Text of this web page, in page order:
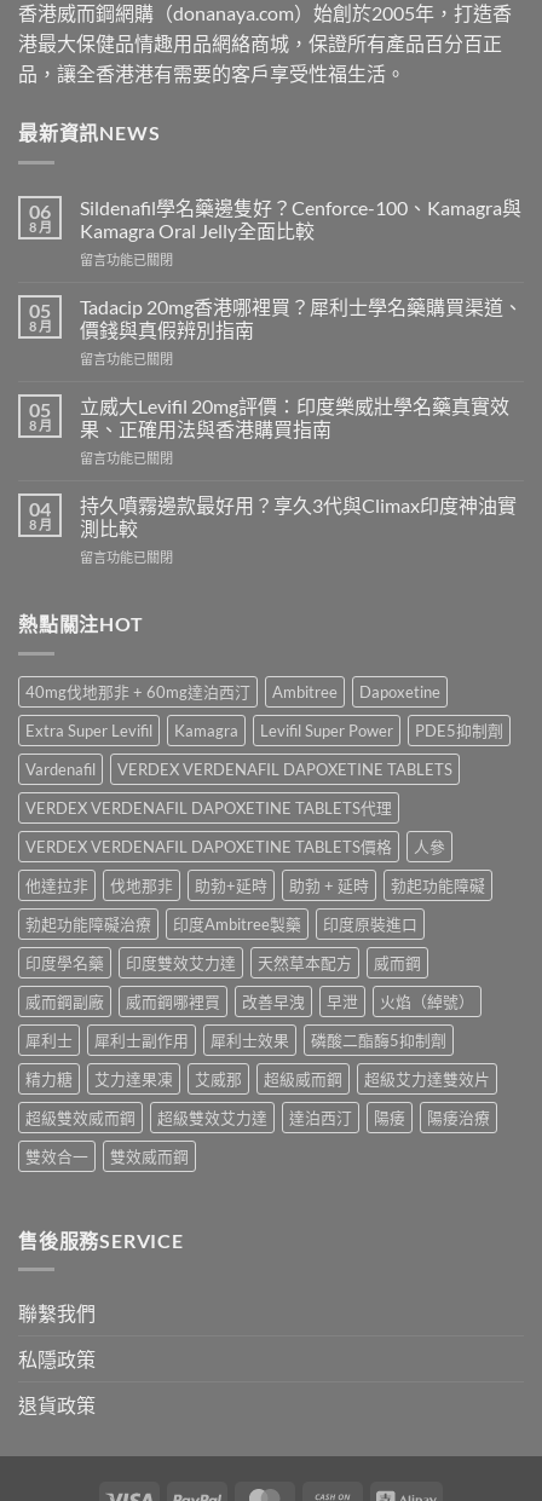
香港威而鋼網購（donanaya.com）始創於2005年，打造香
港最大保健品情趣用品網絡商城，保證所有產品百分百正
品，讓全香港港有需要的客戶享受性福生活。
最新資訊NEWS
06
8 月
Sildenafil學名藥邊隻好？Cenforce-100、Kamagra與
Kamagra Oral Jelly全面比較
在
學
名
藥
邊
好？
Cenforce-
100、
Kamagra
Kamagra
Oral
全
較〉
留言功能已關閉
05
8 月
Tadacip 20mg香港哪裡買？犀利士學名藥購買渠道、
價錢與真假辨別指南
在
20mg
香
港
哪
買？
犀
利
士
藥
渠
道、
價
錢
與
真
假
辨
別
指
南〉
中
留言功能已關閉
05
8 月
立威大Levifil 20mg評價：印度樂威壯學名藥真實效
果、正確用法與香港購買指南
在
威
大
Levifil
20mg
印
威
壯
名
藥
真
實
效
果、
正
確
用
法
與
香
港
購
買
指
南〉
中
留言功能已關閉
04
8 月
持久噴霧邊款最好用？享久3代與Climax印度神油實
測比較
在
噴
霧
款
最
好
用？
享
久
3
代
與
Climax
印
度
神
油
實
測
比
較〉
留言功能已關閉
熱點關注HOT
40mg伐地那非 + 60mg達泊西汀 Ambitree
Dapoxetine
Extra Super Levifil
Kamagra Levifil Super Power
PDE5抑制劑
Vardenafil
VERDEX VERDENAFIL DAPOXETINE TABLETS
VERDEX VERDENAFIL DAPOXETINE TABLETS代理
VERDEX VERDENAFIL DAPOXETINE TABLETS價格
人參
他達拉非
伐地那非 助勃+延時 助勃 + 延時
勃起功能障礙
勃起功能障礙治療
印度Ambitree製藥
印度原裝進口
印度學名藥
印度雙效艾力達 天然草本配方
威而鋼
威而鋼副廠
威而鋼哪裡買 改善早洩 早泄
火焰（綽號）
犀利士
犀利士副作用 犀利士效果
磷酸二酯酶5抑制劑
精力糖
艾力達果凍 艾威那 超級威而鋼
超級艾力達雙效片
超級雙效威而鋼
超級雙效艾力達 達泊西汀 陽痿
陽痿治療
雙效合一
雙效威而鋼
售後服務SERVICE
聯繫我們
私隱政策
退貨政策